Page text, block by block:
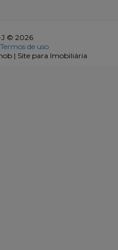
J © 2026
Termos de uso
| Site para Imobiliária